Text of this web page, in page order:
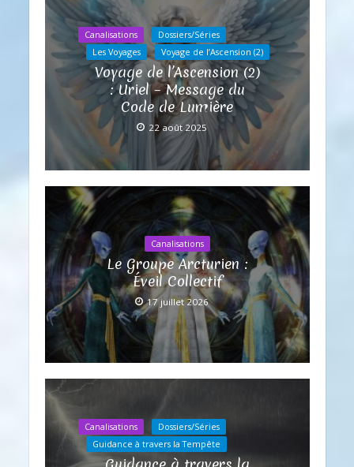
Canalisations
Dossiers/Séries
Les Voyages
Voyage de l’Ascension (2)
Voyage de l’Ascension (2)
: Uriel – Message du
Code de Lumière
22 août 2025
Canalisations
Le Groupe Arcturien :
Éveil Collectif
17 juillet 2026
Canalisations
Dossiers/Séries
Guidance à travers la Tempête